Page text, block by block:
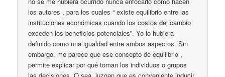
los autores , para los cuales “ existe equilibrio entre las
instituciones económicas cuando los costos del cambio
exceden los beneficios potenciales”. Yo lo hubiera
definido como una igualdad entre ambos aspectos. Sin
embargo, me parece que ese concepto de equilibrio ,
permite explicar por qué toman los individuos o grupos
las decisiones. O sea, juzgan que es conveniente inducir